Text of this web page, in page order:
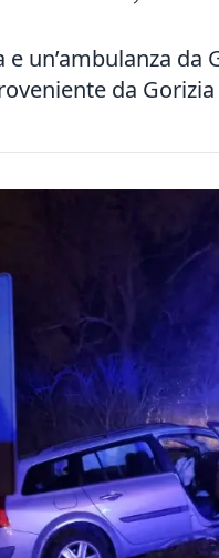
un’ambulanza da
da Gorizia